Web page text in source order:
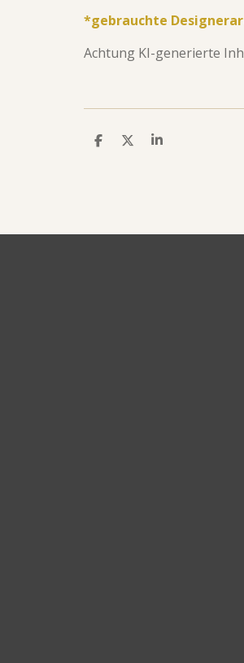
*gebrauchte
Achtung KI-generierte
T
T
T